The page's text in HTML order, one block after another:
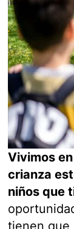
Vivimos
crianza
niños que
tienen que